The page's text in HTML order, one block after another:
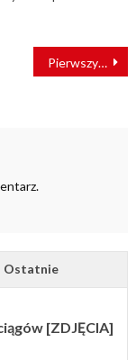
Pierwszy dzień strajku w Tramwajach Elbląskich. Pracownicy wystosowali apel do mieszkańców [LIST]
Ostatnie
[ZDJĘCIA]